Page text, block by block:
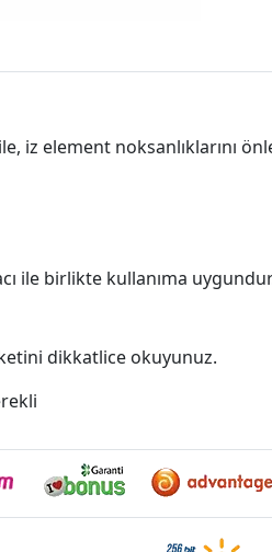
iz element noksanlıklarını
ile birlikte kullanıma
dikkatlice okuyunuz.